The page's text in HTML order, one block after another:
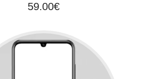
59.00€